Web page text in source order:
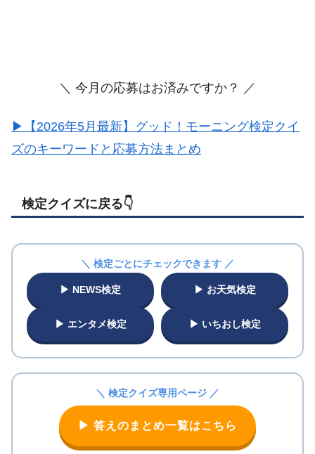
＼ 今月の応募はお済みですか？ ／
▶【2026年5月最新】グッド！モーニング検定クイ
ズのキーワードと応募方法まとめ
検定クイズに戻る👇️
＼ 検定ごとにチェックできます ／
▶ NEWS検定 ▶ お天気検定
▶ エンタメ検定 ▶ いちおし検定
＼ 検定クイズ専用ページ ／
▶ 答えのまとめ一覧はこちら